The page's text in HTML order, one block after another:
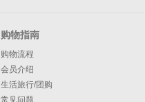
购物指南
购物流程
会员介绍
生活旅行/团购
常见问题